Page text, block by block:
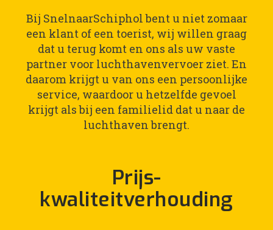
Bij SnelnaarSchiphol bent u niet zomaar
een klant of een toerist, wij willen graag
dat u terug komt en ons als uw vaste
partner voor luchthavenvervoer ziet. En
daarom krijgt u van ons een persoonlijke
service, waardoor u hetzelfde gevoel
krijgt als bij een familielid dat u naar de
luchthaven brengt.
Prijs-
kwaliteitverhouding